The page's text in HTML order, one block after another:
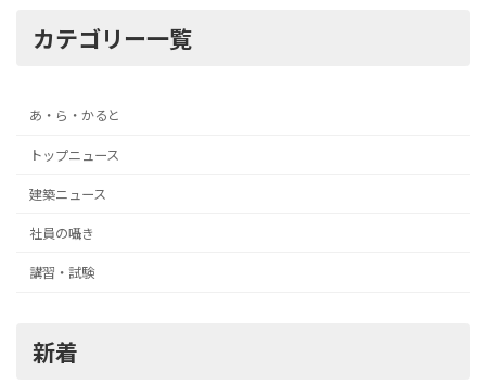
カテゴリー一覧
あ・ら・かると
トップニュース
建築ニュース
社員の囁き
講習・試験
新着